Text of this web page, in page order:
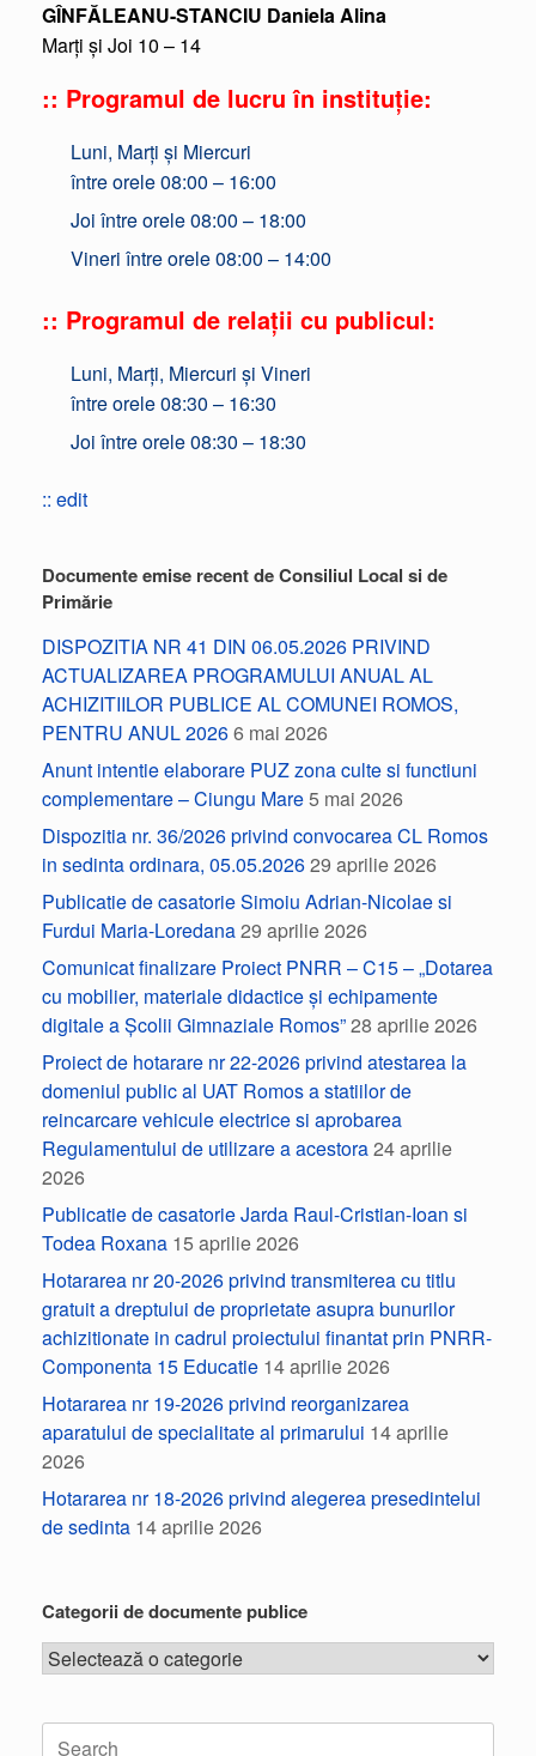
GÎNFĂLEANU-STANCIU Daniela Alina
Marți și Joi 10 – 14
:: Programul de lucru în instituție:
Luni, Marți și Miercuri
între orele 08:00 – 16:00
Joi între orele 08:00 – 18:00
Vineri între orele 08:00 – 14:00
:: Programul de relații cu publicul:
Luni, Marți, Miercuri și Vineri
între orele 08:30 – 16:30
Joi între orele 08:30 – 18:30
:: edit
Documente emise recent de Consiliul Local si de
Primărie
DISPOZITIA NR 41 DIN 06.05.2026 PRIVIND
ACTUALIZAREA PROGRAMULUI ANUAL AL
ACHIZITIILOR PUBLICE AL COMUNEI ROMOS,
PENTRU ANUL 20266 mai 2026
Anunt intentie elaborare PUZ zona culte si functiuni
complementare – Ciungu Mare5 mai 2026
Dispozitia nr. 36/2026 privind convocarea CL Romos
in sedinta ordinara, 05.05.202629 aprilie 2026
Publicatie de casatorie Simoiu Adrian-Nicolae si
Furdui Maria-Loredana29 aprilie 2026
Comunicat finalizare Proiect PNRR – C15 – „Dotarea
cu mobilier, materiale didactice și echipamente
digitale a Școlii Gimnaziale Romos”28 aprilie 2026
Proiect de hotarare nr 22-2026 privind atestarea la
domeniul public al UAT Romos a statiilor de
reincarcare vehicule electrice si aprobarea
Regulamentului de utilizare a acestora24 aprilie
2026
Publicatie de casatorie Jarda Raul-Cristian-Ioan si
Todea Roxana 15 aprilie 2026
Hotararea nr 20-2026 privind transmiterea cu titlu
gratuit a dreptului de proprietate asupra bunurilor
achizitionate in cadrul proiectului finantat prin PNRR-
Componenta 15 Educatie 14 aprilie 2026
Hotararea nr 19-2026 privind reorganizarea
aparatului de specialitate al primarului 14 aprilie
2026
Hotararea nr 18-2026 privind alegerea presedintelui
de sedinta 14 aprilie 2026
Categorii de documente publice